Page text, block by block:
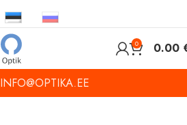
0 0.00
INFO@OPTIKA.EE